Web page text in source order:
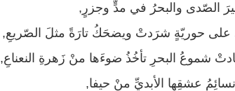
الصّدى والبحرُ في مدٍّ وجزرٍ,
على حوريّةٍ شرَدتْ ويضحَكُ تارَةً مثلَ الصّريعِ,
شموعُ البحرِ تأخُذُ ضوءَها منْ زَهرةِ النعناعِ,
عشقِها الأبديِّ منْ حيفا,